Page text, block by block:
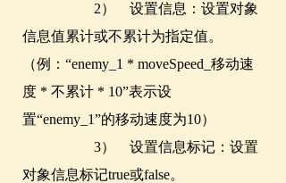
2） 设置信息：设置对象
信息值累计或不累计为指定值。
（例：“enemy_1 * moveSpeed_移动速
度 * 不累计 * 10”表示设
置“enemy_1”的移动速度为10）
3） 设置信息标记：设置
对象信息标记true或false。